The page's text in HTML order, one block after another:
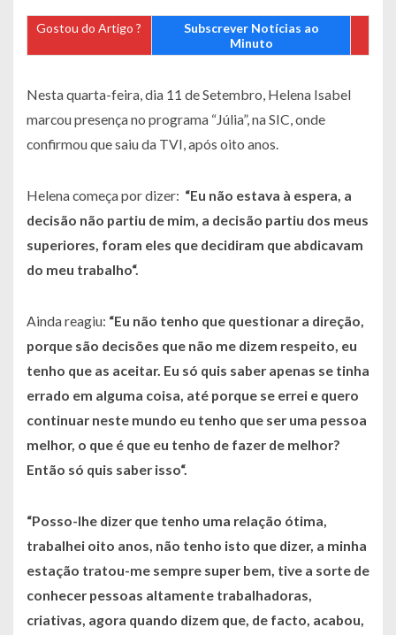
Gostou do Artigo ?
Subscrever Notícias ao
Minuto
Nesta quarta-feira, dia 11 de Setembro, Helena Isabel
marcou presença no programa “Júlia”, na SIC, onde
confirmou que saiu da TVI, após oito anos.
Helena começa por dizer: “Eu não estava à espera, a
decisão não partiu de mim, a decisão partiu dos meus
superiores, foram eles que decidiram que abdicavam
do meu trabalho“.
Ainda reagiu: “Eu não tenho que questionar a direção,
porque são decisões que não me dizem respeito, eu
tenho que as aceitar. Eu só quis saber apenas se tinha
errado em alguma coisa, até porque se errei e quero
continuar neste mundo eu tenho que ser uma pessoa
melhor, o que é que eu tenho de fazer de melhor?
Então só quis saber isso“.
“Posso-lhe dizer que tenho uma relação ótima,
trabalhei oito anos, não tenho isto que dizer, a minha
estação tratou-me sempre super bem, tive a sorte de
conhecer pessoas altamente trabalhadoras,
criativas, agora quando dizem que, de facto, acabou,